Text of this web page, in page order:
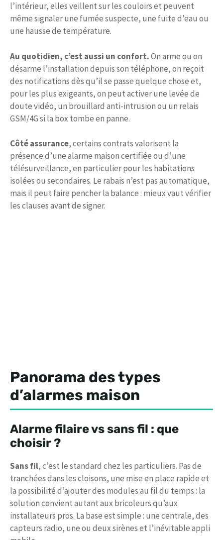
l’intérieur, elles veillent sur les couloirs et peuvent
même signaler une fumée suspecte, une fuite d’eau ou
une hausse de température.
Au quotidien, c’est aussi un confort.On arme ou on
désarme l’installation depuis son téléphone, on reçoit
des notifications dès qu’il se passe quelque chose et,
pour les plus exigeants, on peut activer une levée de
doute vidéo, un brouillard anti-intrusion ou un relais
GSM/4G si la box tombe en panne.
Côté assurance, certains contrats valorisent la
présence d’une alarme maison certifiée ou d’une
télésurveillance, en particulier pour les habitations
isolées ou secondaires. Le rabais n’est pas automatique,
mais il peut faire pencher la balance : mieux vaut vérifier
les clauses avant de signer.
Panorama des types
d’alarmes maison
Alarme filaire vs sans fil : que
choisir ?
Sans fil, c’est le standard chez les particuliers. Pas de
tranchées dans les cloisons, une mise en place rapide et
la possibilité d’ajouter des modules au fil du temps : la
solution convient autant aux bricoleurs qu’aux
installateurs pros. La base est simple : une centrale, des
capteurs radio, une ou deux sirènes et l’inévitable appli